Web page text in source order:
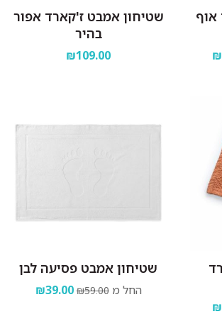
אוף
שטיחון אמבט ז'קארד אפור
בהיר
₪109.00
שטיחון אמבט פסיעה לבן
החל מ ₪59.00
₪39.00